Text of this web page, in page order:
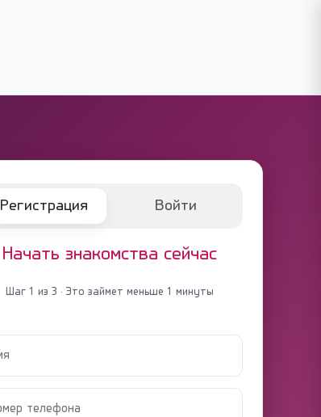
Регистрация Войти
Начать знакомства сейчас
Шаг 1 из 3 · Это займет меньше 1 минуты